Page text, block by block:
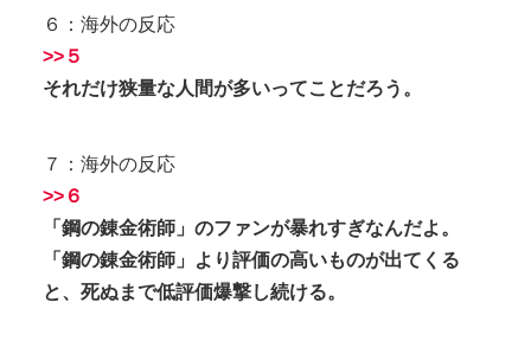
６：海外の反応
>>５
それだけ狭量な人間が多いってことだろう。
７：海外の反応
>>６
「鋼の錬金術師」のファンが暴れすぎなんだよ。
「鋼の錬金術師」より評価の高いものが出てくる
と、死ぬまで低評価爆撃し続ける。